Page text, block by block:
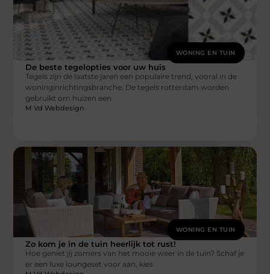
WONING EN TUIN
De beste tegelopties voor uw huis
Tegels zijn de laatste jaren een populaire trend, vooral in de
woninginrichtingsbranche. De tegels rotterdam worden
gebruikt om huizen een
M Vd Webdesign
WONING EN TUIN
Zo kom je in de tuin heerlijk tot rust!
Hoe geniet jij zomers van het mooie weer in de tuin? Schaf je
er een luxe loungeset voor aan, kies